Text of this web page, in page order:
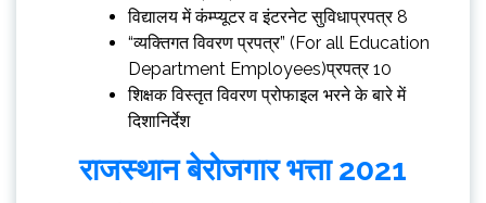
विद्यालय में कंम्‍प्‍यूटर व इंटरनेट सुविधाप्रपत्र 8
“व्यक्तिगत विवरण प्रपत्र” (For all Education
Department Employees)प्रपत्र 10
शिक्षक विस्तृत विवरण प्रोफाइल भरने के बारे में
दिशानिर्देश
राजस्थान बेरोजगार भत्ता 2021